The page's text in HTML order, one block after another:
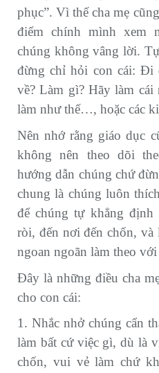
phục”. Vì thế cha mẹ
điểm chính mình xem
chúng không vâng lời.
đừng chỉ hỏi con cái: Đi
về? Làm gì? Hãy làm cái
làm như thế…, hoặc các
Nên nhớ rằng giáo dục
không nên theo dõi
hướng dẫn chúng chứ
chung là chúng luôn
để chúng tự khẳng
ròi, đến nơi đến chốn,
ngoan ngoãn làm theo
Đây là những điều cha
cho con cái:
1. Nhắc nhở chúng cẩn
làm bất cứ việc gì, dù là
chốn, vui vẻ làm chứ